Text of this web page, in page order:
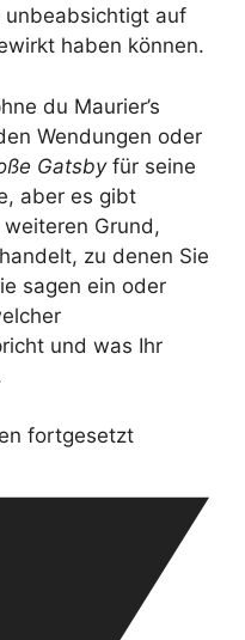
unbeabsichtigt auf
haben können.
du Maurier’s
Wendungen oder
Gatsbyfür seine
aber es gibt
Grund,
zu denen Sie
sagen ein oder
und was Ihr
fortgesetzt